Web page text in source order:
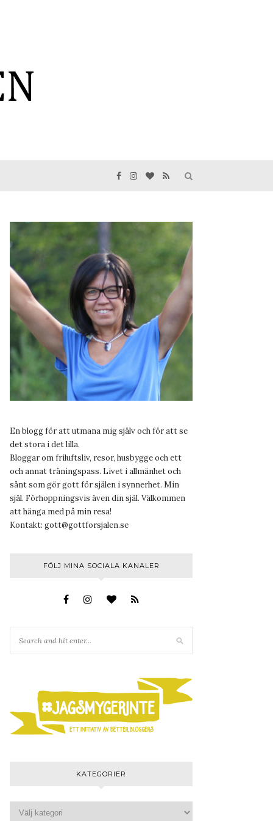
En blogg för att utmana mig själv och för att se
det stora i det lilla.
Bloggar om friluftsliv, resor, husbygge och ett
och annat träningspass. Livet i allmänhet och
sånt som gör gott för själen i synnerhet. Min
själ. Förhoppningsvis även din själ. Välkommen
att hänga med på min resa!
Kontakt: gott@gottforsjalen.se
FÖLJ MINA SOCIALA KANALER
KATEGORIER